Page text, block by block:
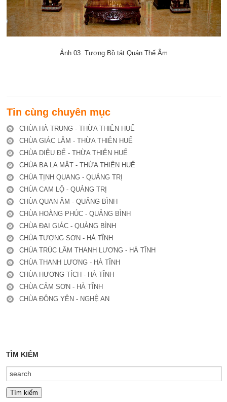
Ảnh 03. Tượng Bồ tát Quán Thế Âm
Tin cùng chuyên mục
CHÙA HÀ TRUNG - THỪA THIÊN HUẾ
CHÙA GIÁC LÂM - THỪA THIÊN HUẾ
CHÙA DIỆU ĐẾ - THỪA THIÊN HUẾ
CHÙA BA LA MẬT - THỪA THIÊN HUẾ
CHÙA TỊNH QUANG - QUẢNG TRỊ
CHÙA CAM LỘ - QUẢNG TRỊ
CHÙA QUAN ÂM - QUẢNG BÌNH
CHÙA HOẰNG PHÚC - QUẢNG BÌNH
CHÙA ĐẠI GIÁC - QUẢNG BÌNH
CHÙA TƯỢNG SƠN - HÀ TĨNH
CHÙA TRÚC LÂM THANH LƯƠNG - HÀ TĨNH
CHÙA THANH LƯƠNG - HÀ TĨNH
CHÙA HƯƠNG TÍCH - HÀ TĨNH
CHÙA CẢM SƠN - HÀ TĨNH
CHÙA ĐÔNG YÊN - NGHỆ AN
TÌM KIẾM